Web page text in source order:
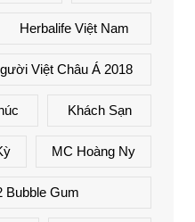
Herbalife Việt Nam
Việt Châu Á 2018
Khách Sạn
MC Hoàng Ny
Bubble Gum